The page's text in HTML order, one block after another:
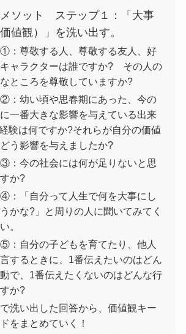
ソット ステップ１：「大事
値観）」を洗い出す。
：尊敬する人、尊敬する友人、好
ャラクターは誰ですか? その人の
ところを尊敬していますか?
：幼い頃や思春期にあった、今の
一番大きな影響を与えている出来
験は何ですか?それらが自分の価値
う影響を与えましたか?
：今の社会には何が足りないと思
か?
：「自分って人生で何を大事にし
かな?」と周りの人に聞いてみてく
。
：自分の子どもを育てたり、他人
するときに、1番伝えたいのはどん
で、1番伝えたくないのはどんな行
か?
洗い出した回答から、価値観キー
をまとめていく！